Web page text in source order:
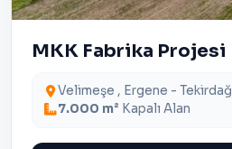
MKK Fabrika Projesi
Velimeşe , Ergene - Tekirdağ
7.000 m² Kapalı Alan